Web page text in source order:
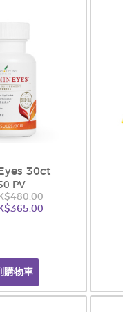
30ct
PV
購物車